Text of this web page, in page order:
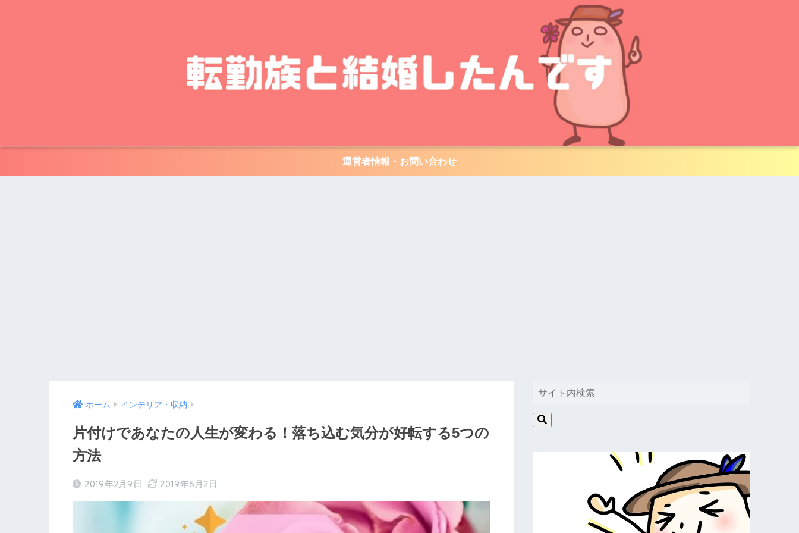
運営者情報・お問い合わせ
ホーム インテリア・収納
片付けであなたの人生が変わる！落ち込む気分が好転する5つの
方法
2019年2月9日 2019年6月2日